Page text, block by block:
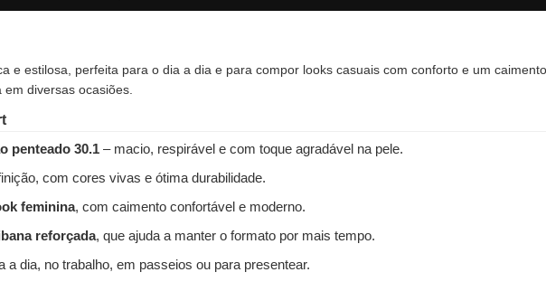
e estilosa, perfeita para o dia a dia e para compor looks casuais com conforto e um
diversas ocasiões.
penteado 30.1 – macio, respirável e com toque agradável na pele.
com cores vivas e ótima durabilidade.
feminina, com caimento confortável e moderno.
reforçada, que ajuda a manter o formato por mais tempo.
a dia, no trabalho, em passeios ou para presentear.